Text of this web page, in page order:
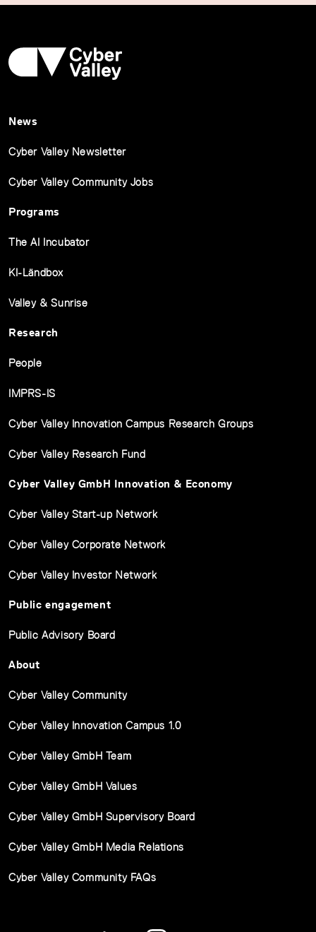
News
Cyber Valley Newsletter
Cyber Valley Community Jobs
Programs
The AI Incubator
KI-Ländbox
Valley & Sunrise
Research
People
IMPRS-IS
Cyber Valley Innovation Campus Research Groups
Cyber Valley Research Fund
Cyber Valley GmbH Innovation & Economy
Cyber Valley Start-up Network
Cyber Valley Corporate Network
Cyber Valley Investor Network
Public engagement
Public Advisory Board
About
Cyber Valley Community
Cyber Valley Innovation Campus 1.0
Cyber Valley GmbH Team
Cyber Valley GmbH Values
Cyber Valley GmbH Supervisory Board
Cyber Valley GmbH Media Relations
Cyber Valley Community FAQs